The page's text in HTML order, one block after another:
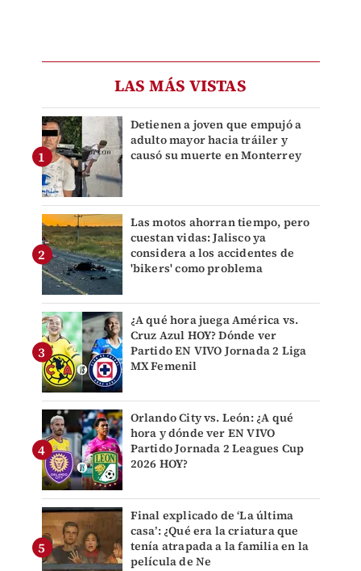
LAS MÁS VISTAS
Detienen a joven que empujó a
adulto mayor hacia tráiler y
causó su muerte en Monterrey
Las motos ahorran tiempo, pero
cuestan vidas: Jalisco ya
considera a los accidentes de
'bikers' como problema
¿A qué hora juega América vs.
Cruz Azul HOY? Dónde ver
Partido EN VIVO Jornada 2 Liga
MX Femenil
Orlando City vs. León: ¿A qué
hora y dónde ver EN VIVO
Partido Jornada 2 Leagues Cup
2026 HOY?
Final explicado de ‘La última
casa’: ¿Qué era la criatura que
tenía atrapada a la familia en la
película de Ne